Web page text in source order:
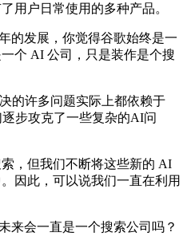
用户日常使用的多种产品。
发展，你觉得谷歌始终是一
个 AI 公司，只是装作是个搜
许多问题实际上都依赖于
步攻克了一些复杂的AI问
但我们不断将这些新的 AI
因此，可以说我们一直在利用
会一直是一个搜索公司吗？